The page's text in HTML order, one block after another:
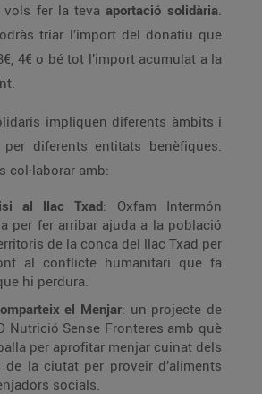
fer la teva aportació solidària.
triar l’import del donatiu que
4€ o bé tot l’import acumulat a la
impliquen diferents àmbits i
diferents entitats benèfiques.
col·laborar amb:
al llac Txad: Oxfam Intermón
per fer arribar ajuda a la població
de la conca del llac Txad per
al conflicte humanitari que fa
hi perdura.
el Menjar: un projecte de
Nutrició Sense Fronteres amb què
per aprofitar menjar cuinat dels
de la ciutat per proveir d’aliments
socials.